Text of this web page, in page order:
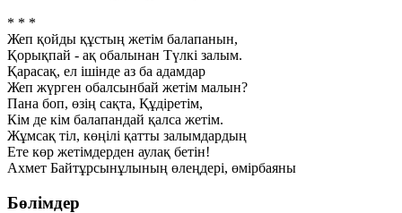
* * *
Жеп қойды құстың жетім балапанын,
Қорықпай - ақ обалынан Түлкі залым.
Қарасақ, ел ішінде аз ба адамдар
Жеп жүрген обалсынбай жетім малын?
Пана боп, өзің сақта, Құдіретім,
Кім де кім балапандай қалса жетім.
Жұмсақ тіл, көңілі қатты залымдардың
Ете көр жетімдерден аулақ бетін!
Ахмет Байтұрсынұлының өлеңдері, өмірбаяны
Бөлімдер